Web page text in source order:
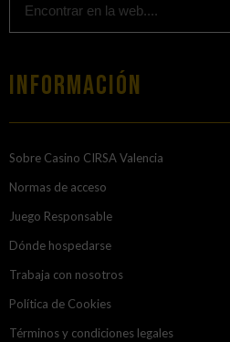
Información
Sobre Casino CIRSA Valencia
Normas de acceso
Juego Responsable
Dónde hospedarse
Trabaja con nosotros
Política de Cookies
Términos y condiciones legales